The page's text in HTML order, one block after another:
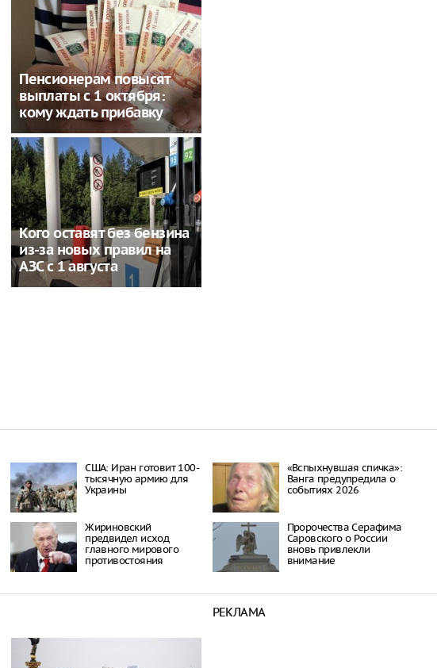
Пенсионерам повысят
выплаты с 1 октября:
кому ждать прибавку
Кого оставят без бензина
из-за новых правил на
АЗС с 1 августа
США: Иран готовит 100-
тысячную армию для
Украины
«Вспыхнувшая спичка»:
Ванга предупредила о
событиях 2026
Жириновский
предвидел исход
главного мирового
противостояния
Пророчества Серафима
Саровского о России
вновь привлекли
внимание
РЕКЛАМА